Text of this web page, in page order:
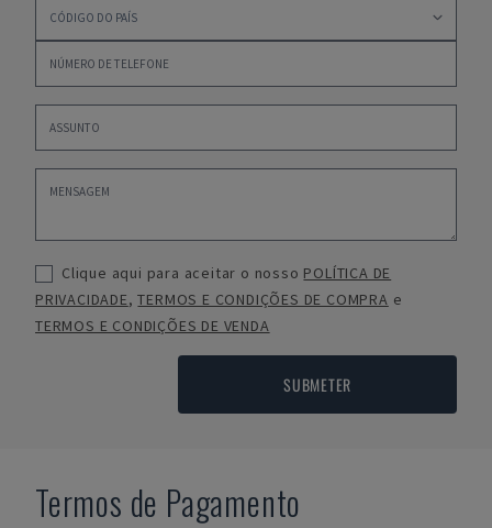
Clique aqui para aceitar o nosso POLÍTICA DE
PRIVACIDADE,TERMOS E CONDIÇÕES DE COMPRA e
TERMOS E CONDIÇÕES DE VENDA
SUBMETER
Termos de Pagamento